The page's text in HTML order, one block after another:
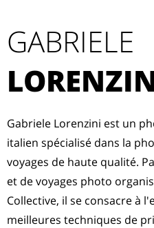
GABRIELE
Gabriele Lorenzini est un
italien spécialisé dans la
voyages de haute qualité.
et de voyages photo
Collective, il se consacre à
meilleures techniques de